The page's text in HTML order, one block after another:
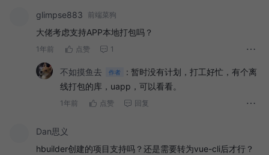
glimpse883 前端菜狗
大佬考虑支持APP本地打包吗？
1年前 点赞 1
不如摸鱼去 作者 : 暂时没有计划，打工好忙，有个离
线打包的库，uapp，可以看看。
1年前 点赞 回复
Dan思义
hbuilder创建的项目支持吗？还是需要转为vue-cli后才行？